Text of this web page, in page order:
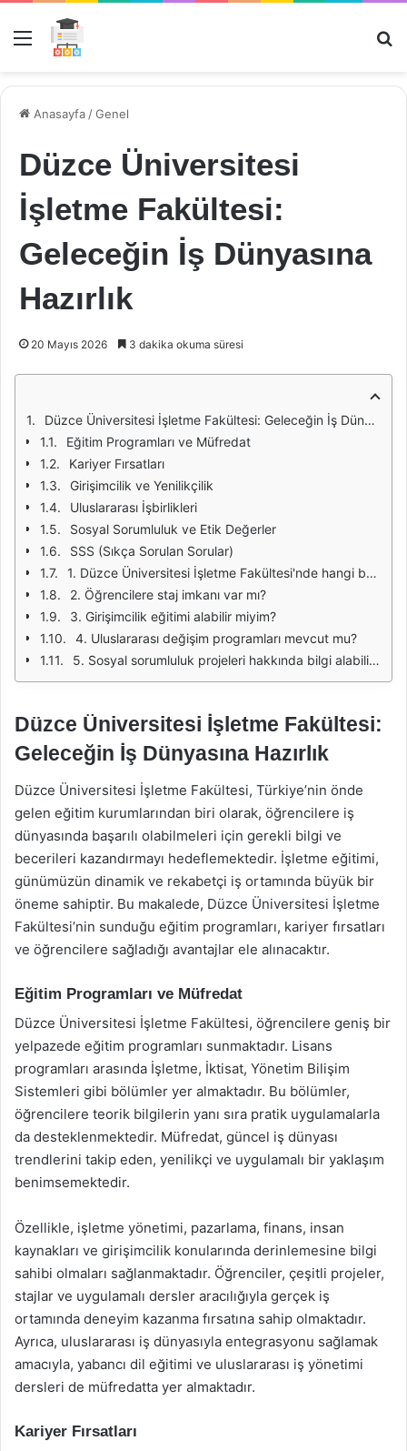
Menü
Anasayfa /Genel
Düzce Üniversitesi
İşletme Fakültesi:
Geleceğin İş Dünyasına
Hazırlık
20 Mayıs 2026 3 dakika okuma süresi
Düzce Üniversitesi İşletme Fakültesi: Geleceğin İş Dünyasına Hazırlık
Eğitim Programları ve Müfredat
Kariyer Fırsatları
Girişimcilik ve Yenilikçilik
Uluslararası İşbirlikleri
Sosyal Sorumluluk ve Etik Değerler
SSS (Sıkça Sorulan Sorular)
1. Düzce Üniversitesi İşletme Fakültesi'nde hangi bölümler bulunmaktadır?
2. Öğrencilere staj imkanı var mı?
3. Girişimcilik eğitimi alabilir miyim?
4. Uluslararası değişim programları mevcut mu?
5. Sosyal sorumluluk projeleri hakkında bilgi alabilir miyim?
Düzce Üniversitesi İşletme Fakültesi:
Geleceğin İş Dünyasına Hazırlık
Düzce Üniversitesi İşletme Fakültesi, Türkiye’nin önde
gelen eğitim kurumlarından biri olarak, öğrencilere iş
dünyasında başarılı olabilmeleri için gerekli bilgi ve
becerileri kazandırmayı hedeflemektedir. İşletme eğitimi,
günümüzün dinamik ve rekabetçi iş ortamında büyük bir
öneme sahiptir. Bu makalede, Düzce Üniversitesi İşletme
Fakültesi’nin sunduğu eğitim programları, kariyer fırsatları
ve öğrencilere sağladığı avantajlar ele alınacaktır.
Eğitim Programları ve Müfredat
Düzce Üniversitesi İşletme Fakültesi, öğrencilere geniş bir
yelpazede eğitim programları sunmaktadır. Lisans
programları arasında İşletme, İktisat, Yönetim Bilişim
Sistemleri gibi bölümler yer almaktadır. Bu bölümler,
öğrencilere teorik bilgilerin yanı sıra pratik uygulamalarla
da desteklenmektedir. Müfredat, güncel iş dünyası
trendlerini takip eden, yenilikçi ve uygulamalı bir yaklaşım
benimsemektedir.
Özellikle, işletme yönetimi, pazarlama, finans, insan
kaynakları ve girişimcilik konularında derinlemesine bilgi
sahibi olmaları sağlanmaktadır. Öğrenciler, çeşitli projeler,
stajlar ve uygulamalı dersler aracılığıyla gerçek iş
ortamında deneyim kazanma fırsatına sahip olmaktadır.
Ayrıca, uluslararası iş dünyasıyla entegrasyonu sağlamak
amacıyla, yabancı dil eğitimi ve uluslararası iş yönetimi
dersleri de müfredatta yer almaktadır.
Kariyer Fırsatları